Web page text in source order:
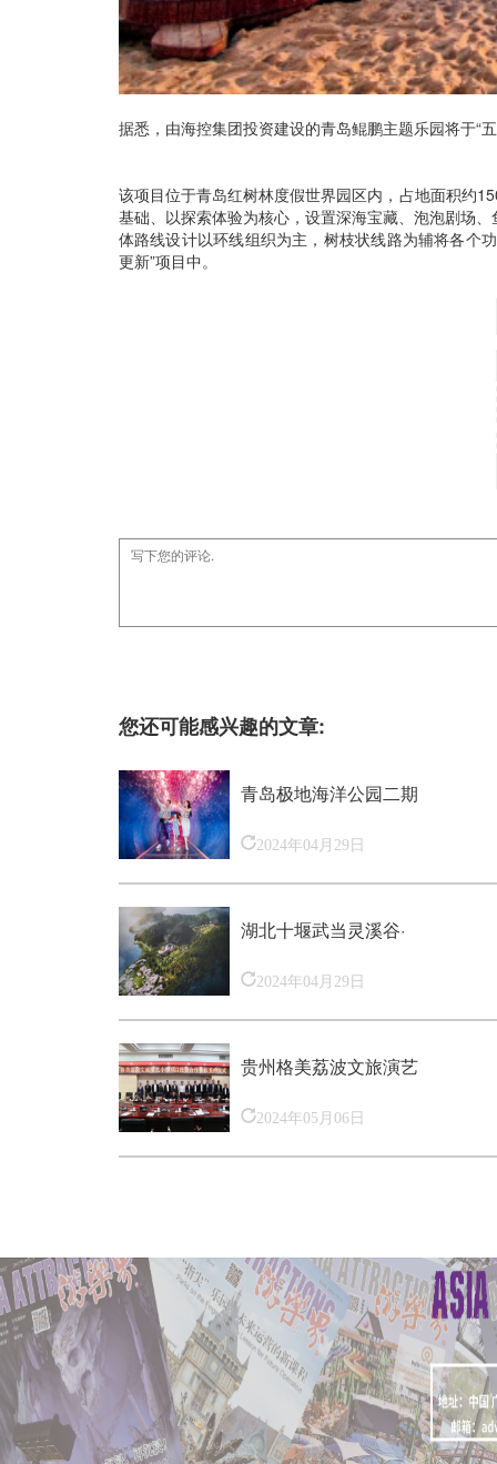
据悉，由海控集团投资建设的青岛鲲鹏主题乐园将于“
该项目位于青岛红树林度假世界园区内，占地面积约
基础、以探索体验为核心，设置深海宝藏、泡泡剧场
体路线设计以环线组织为主，树枝状线路为辅将各个
更新”项目中。
您还可能感兴趣的文章:
青岛极地海洋公园二期
2024年04月29日
湖北十堰武当灵溪谷·
2024年04月29日
贵州格美荔波文旅演艺
2024年05月06日